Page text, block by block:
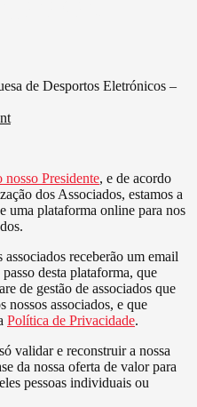
da
Portuguesa
–
28/12/2023
de Desportos Eletrónicos –
on
Portuguesa
de
Desportos
Eletrónicos
28/12/2023
Presidente, e de acordo
dos Associados, estamos a
uma plataforma online para nos
receberão um email
desta plataforma, que
de gestão de associados que
associados, e que
Política de Privacidade.
validar e reconstruir a nossa
da nossa oferta de valor para
pessoas individuais ou